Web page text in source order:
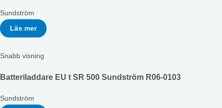
Sundström
Läs mer
Snabb visning
Batteriladdare EU t SR 500 Sundström R06-0103
Sundström